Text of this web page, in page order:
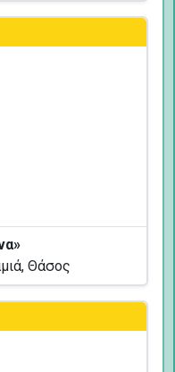
Θάσος